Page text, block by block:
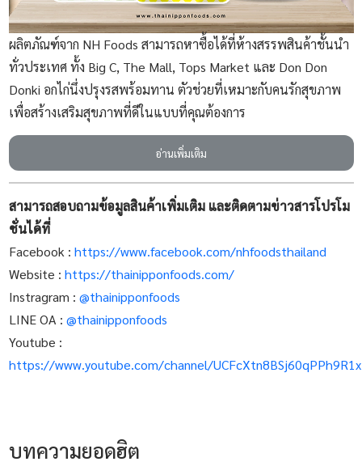
ผลิตภัณฑ์จาก NH Foods สามารถหาซื้อได้ที่ห้างสรรพสินค้าชั้นนำ
ทั่วประเทศ ทั้ง Big C, The Mall, Tops Market และ Don Don
Donki อกไก่นึ่งปรุงรสพร้อมทาน ตัวช่วยที่เหมาะกับคนรักสุขภาพ
เพื่อสร้างเสริมสุขภาพที่ดีในแบบที่คุณต้องการ
อ่านเพิ่มเติม
สามารถสอบถามข้อมูลสินค้าเพิ่มเติม และติดตามข่าวสารโปรโม
ชั่นได้ที่
Facebook : https://www.facebook.com/nhfoodsthailand
Website : https://thainipponfoods.com/
Instragram : @thainipponfoods
LINE OA : @thainipponfoods
Youtube :
https://www.youtube.com/channel/
บทความยอดฮิต